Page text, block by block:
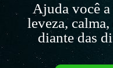
Ajuda você a
leveza,
diante das